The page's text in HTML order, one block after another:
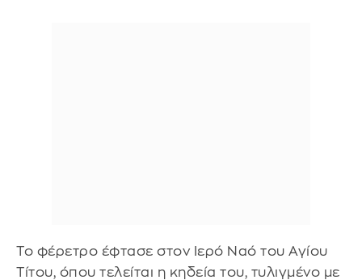
Το φέρετρο έφτασε στον Ιερό Ναό του Αγίου
Τίτου, όπου τελείται η κηδεία του, τυλιγμένο με